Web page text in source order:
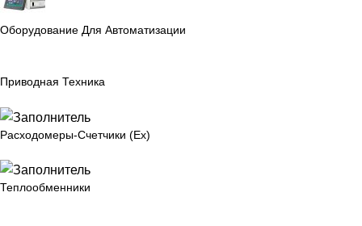
Оборудование Для Автоматизации
Приводная Техника
Расходомеры-Счетчики (Ex)
Теплообменники